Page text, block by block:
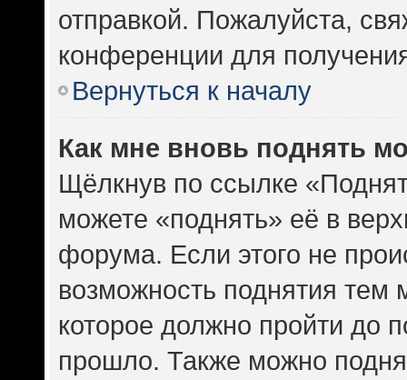
отправкой. Пожалуйста,
конференции для
Вернуться к началу
Как мне вновь поднять
Щёлкнув по ссылке
можете «поднять» её в
форума. Если этого не
возможность поднятия тем
которое должно пройти до
прошло. Также можно